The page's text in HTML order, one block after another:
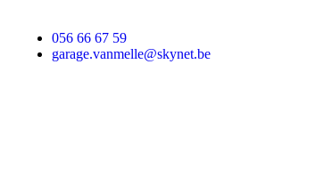
056 66 67 59
garage.vanmelle@skynet.be